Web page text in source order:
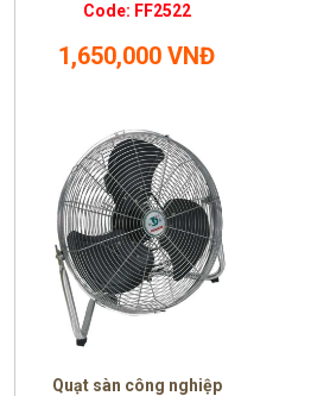
Code: FF2522
1,650,000 VNĐ
Quạt sàn công nghiệp